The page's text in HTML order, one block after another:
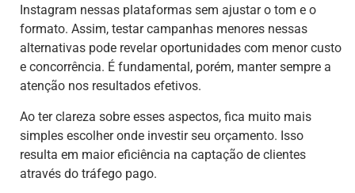
Instagram nessas plataformas sem ajustar o tom e o
formato. Assim, testar campanhas menores nessas
alternativas pode revelar oportunidades com menor custo
e concorrência. É fundamental, porém, manter sempre a
atenção nos resultados efetivos.
Ao ter clareza sobre esses aspectos, fica muito mais
simples escolher onde investir seu orçamento. Isso
resulta em maior eficiência na captação de clientes
através do tráfego pago.